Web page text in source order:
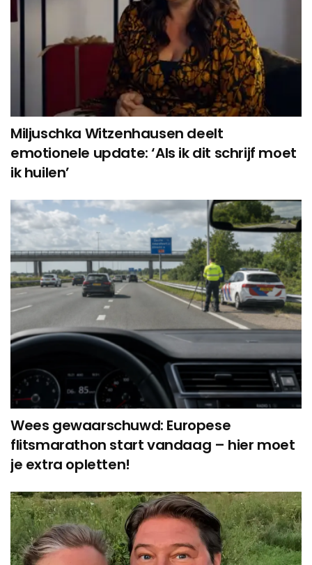
Miljuschka Witzenhausen deelt
emotionele update: ‘Als ik dit schrijf moet
ik huilen’
Wees gewaarschuwd: Europese
flitsmarathon start vandaag – hier moet
je extra opletten!